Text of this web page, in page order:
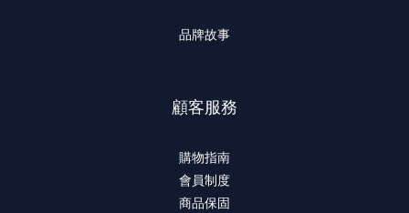
品牌故事
顧客服務
購物指南
會員制度
商品保固